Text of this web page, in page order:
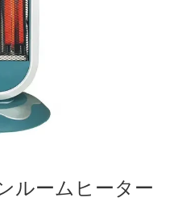
ルームヒーター